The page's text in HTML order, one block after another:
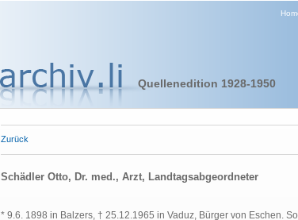
Quellenedition 1928-1950
Zurück
Schädler Otto, Dr. med., Arzt, Landtagsabgeordneter
* 9.6. 1898 in Balzers, † 25.12.1965 in Vaduz, Bürger von Eschen.